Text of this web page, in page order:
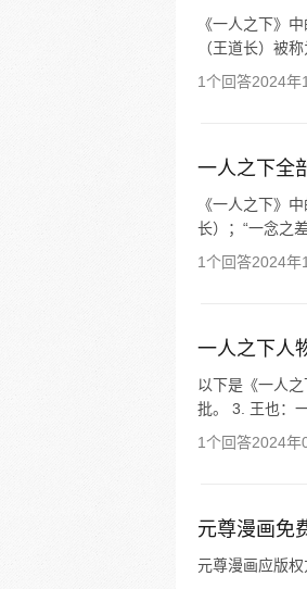
《一人之下》
（王道长）被
1个回答2024年
一人之下全
《一人之下》
长）；“一念之
1个回答2024年
一人之下人
以下是《一人
批。 3. 王也：
1个回答2024年
元尊漫画免
元尊漫画应版